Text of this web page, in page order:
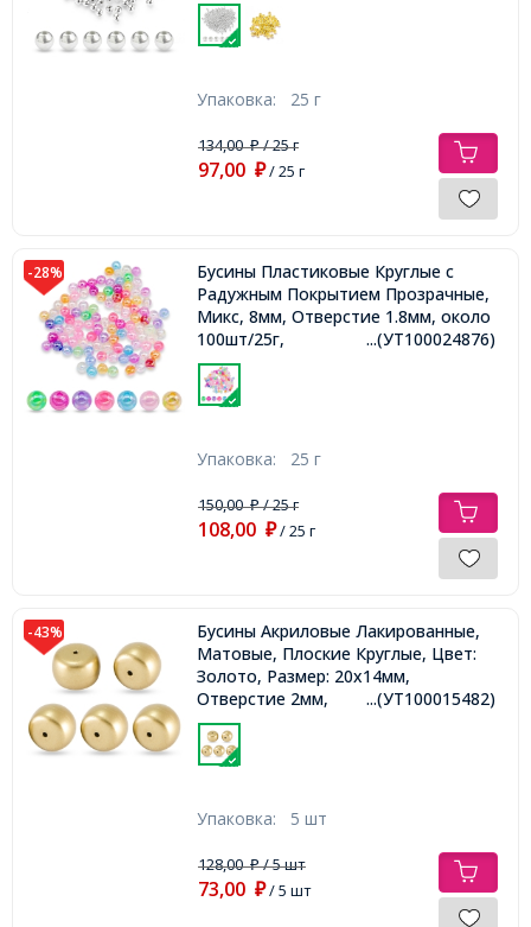
Упаковка: 25 г
134,00₽/ 25 г
97,00 ₽/ 25 г
-28%
Бусины Пластиковые Круглые с
Радужным Покрытием Прозрачные,
Микс, 8мм, Отверстие 1.8мм, около
100шт/25г,
...(УТ100024876)
Упаковка: 25 г
150,00₽/ 25 г
108,00 ₽/ 25 г
-43%
Бусины Акриловые Лакированные,
Матовые, Плоские Круглые, Цвет:
Золото, Размер: 20x14мм,
Отверстие 2мм,
...(УТ100015482)
Упаковка: 5 шт
128,00₽/ 5 шт
73,00 ₽/ 5 шт